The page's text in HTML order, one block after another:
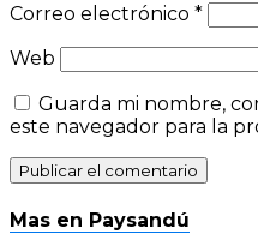
Correo electrónico *
Web
Guarda mi nombre,
este navegador para la
Mas en Paysandú